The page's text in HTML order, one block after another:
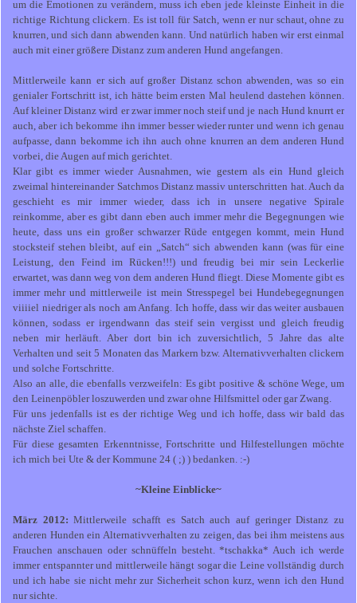
um die Emotionen zu verändern, muss ich eben jede kleinste Einheit in die
richtige Richtung clickern. Es ist toll für Satch, wenn er nur schaut, ohne zu
knurren, und sich dann abwenden kann. Und natürlich haben wir erst einmal
auch mit einer größere Distanz zum anderen Hund angefangen.
Mittlerweile kann er sich auf großer Distanz schon abwenden, was so ein
genialer Fortschritt ist, ich hätte beim ersten Mal heulend dastehen können.
Auf kleiner Distanz wird er zwar immer noch steif und je nach Hund knurrt er
auch, aber ich bekomme ihn immer besser wieder runter und wenn ich genau
aufpasse, dann bekomme ich ihn auch ohne knurren an dem anderen Hund
vorbei, die Augen auf mich gerichtet.
Klar gibt es immer wieder Ausnahmen, wie gestern als ein Hund gleich
zweimal hintereinander Satchmos Distanz massiv unterschritten hat. Auch da
geschieht es mir immer wieder, dass ich in unsere negative Spirale
reinkomme, aber es gibt dann eben auch immer mehr die Begegnungen wie
heute, dass uns ein großer schwarzer Rüde entgegen kommt, mein Hund
stocksteif stehen bleibt, auf ein „Satch“ sich abwenden kann (was für eine
Leistung, den Feind im Rücken!!!) und freudig bei mir sein Leckerlie
erwartet, was dann weg von dem anderen Hund fliegt. Diese Momente gibt es
immer mehr und mittlerweile ist mein Stresspegel bei Hundebegegnungen
viiiiel niedriger als noch am Anfang. Ich hoffe, dass wir das weiter ausbauen
können, sodass er irgendwann das steif sein vergisst und gleich freudig
neben mir herläuft. Aber dort bin ich zuversichtlich, 5 Jahre das alte
Verhalten und seit 5 Monaten das Markern bzw. Alternativverhalten clickern
und solche Fortschritte.
Also an alle, die ebenfalls verzweifeln: Es gibt positive & schöne Wege, um
den Leinenpöbler loszuwerden und zwar ohne Hilfsmittel oder gar Zwang.
Für uns jedenfalls ist es der richtige Weg und ich hoffe, dass wir bald das
nächste Ziel schaffen.
Für diese gesamten Erkenntnisse, Fortschritte und Hilfestellungen möchte
ich mich bei Ute & der Kommune 24 ( ;) ) bedanken. :-)
~Kleine Einblicke~
März 2012:Mittlerweile schafft es Satch auch auf geringer Distanz zu
anderen Hunden ein Alternativverhalten zu zeigen, das bei ihm meistens aus
Frauchen anschauen oder schnüffeln besteht. *tschakka* Auch ich werde
immer entspannter und mittlerweile hängt sogar die Leine vollständig durch
und ich habe sie nicht mehr zur Sicherheit schon kurz, wenn ich den Hund
nur sichte.